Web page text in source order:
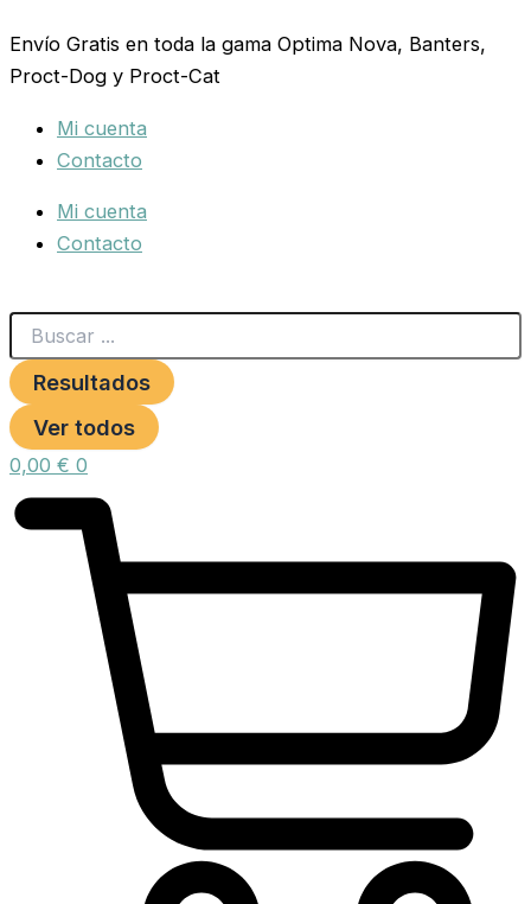
al
contenido
Envío Gratis en toda la gama Optima Nova, Banters,
Proct-Dog y Proct-Cat
Mi cuenta
Contacto
Mi cuenta
Contacto
...
Resultados
Ver todos
0,00 € 0
CUERO
COSIDO
85cm.
Razas
Grandes
cantidad